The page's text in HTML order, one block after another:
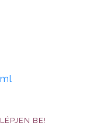
LÉPJEN BE!